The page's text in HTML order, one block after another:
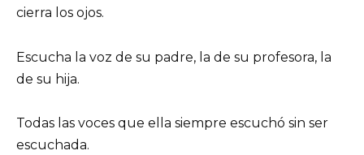
cierra los ojos.
Escucha la voz de su padre, la de su profesora, la
de su hija.
Todas las voces que ella siempre escuchó sin ser
escuchada.